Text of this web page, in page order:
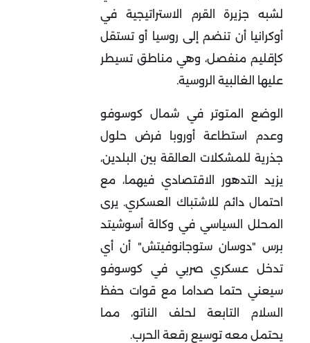
لشبه جزيرة القرم الاستراتيجية في
أوكرانيا أن تنضم إلى روسيا أو تستقل
كإقليم منفصل، وهي مناطق تسيطر
عليها الغالبية الروسية.
الوضع المتوتر في شمال كوسوفو
وعدم استطاعة أوروبا فرض حلول
جذرية للمشكلات العالقة بين البلدين،
يزيد التدهور الاقتصادي فيهما، مع
احتمال دائم للاشتباك العسكري. يرى
المحلل السياسي في وكالة أسوشيتد
برس "دوسان ستوجانوفيتش" أن أي
تدخل عسكري صربي في كوسوفو
سيعني حتما صداما مع قوات حفظ
السلام التابعة لحلف الناتو، مما
يحتمل معه توسيع رقعة الحرب.